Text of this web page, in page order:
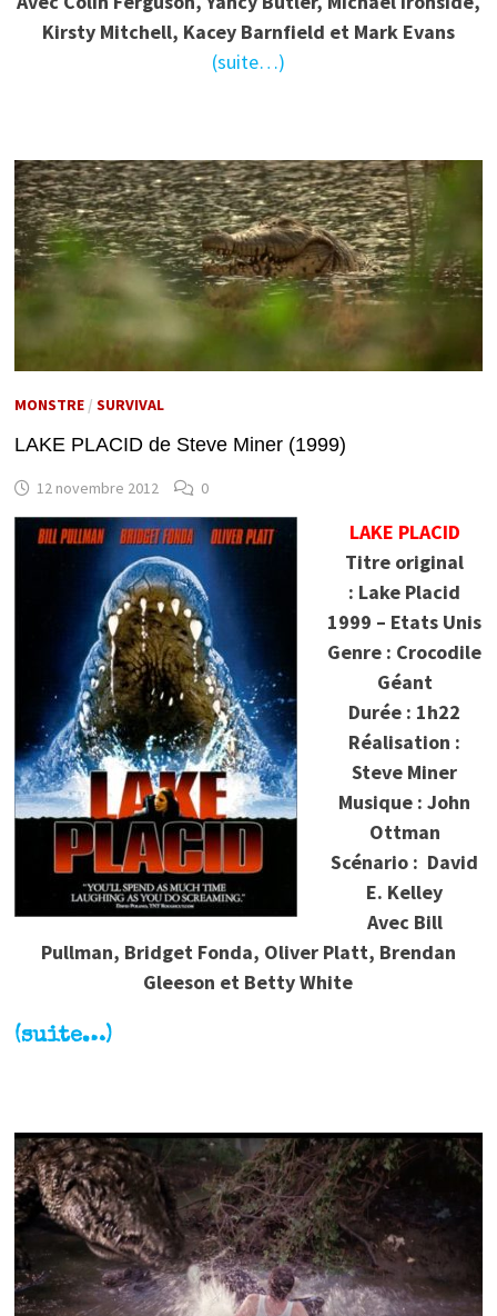
Kirsty Mitchell, Kacey Barnfield et Mark Evans
(suite…)
MONSTRE/ SURVIVAL
LAKE PLACID de Steve Miner (1999)
12 novembre 2012 0
LAKE PLACID
Titre original
: Lake Placid
1999 – Etats Unis
Genre : Crocodile
Géant
Durée : 1h22
Réalisation :
Steve Miner
Musique : John
Ottman
Scénario : David
E. Kelley
Avec Bill
Pullman, Bridget Fonda, Oliver Platt, Brendan
Gleeson et Betty White
(suite…)